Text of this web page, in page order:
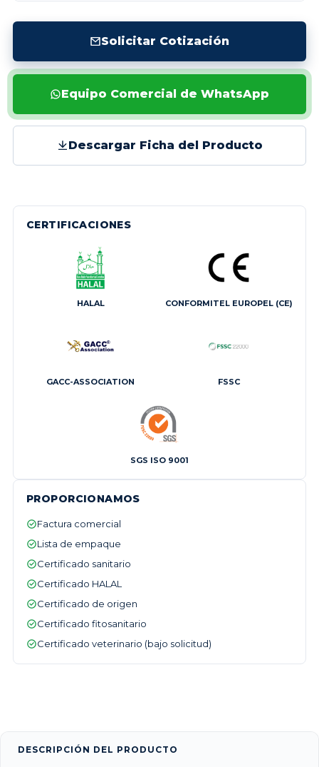
Solicitar Cotización
Equipo Comercial de WhatsApp
Descargar Ficha del Producto
CERTIFICACIONES
HALAL CONFORMITEL EUROPEL (CE)
GACC-ASSOCIATION FSSC
SGS ISO 9001
PROPORCIONAMOS
Factura comercial
Lista de empaque
Certificado sanitario
Certificado HALAL
Certificado de origen
Certificado fitosanitario
Certificado veterinario (bajo solicitud)
DESCRIPCIÓN DEL PRODUCTO